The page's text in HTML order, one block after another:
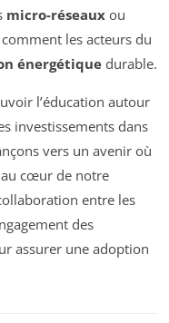
micro-réseaux ou
les acteurs du
énergétique durable.
l’éducation autour
investissements dans
vers un avenir où
cœur de notre
entre les
des
assurer une adoption